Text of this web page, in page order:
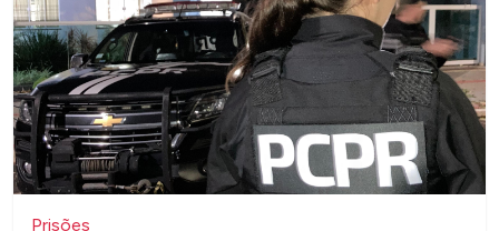
Prisões